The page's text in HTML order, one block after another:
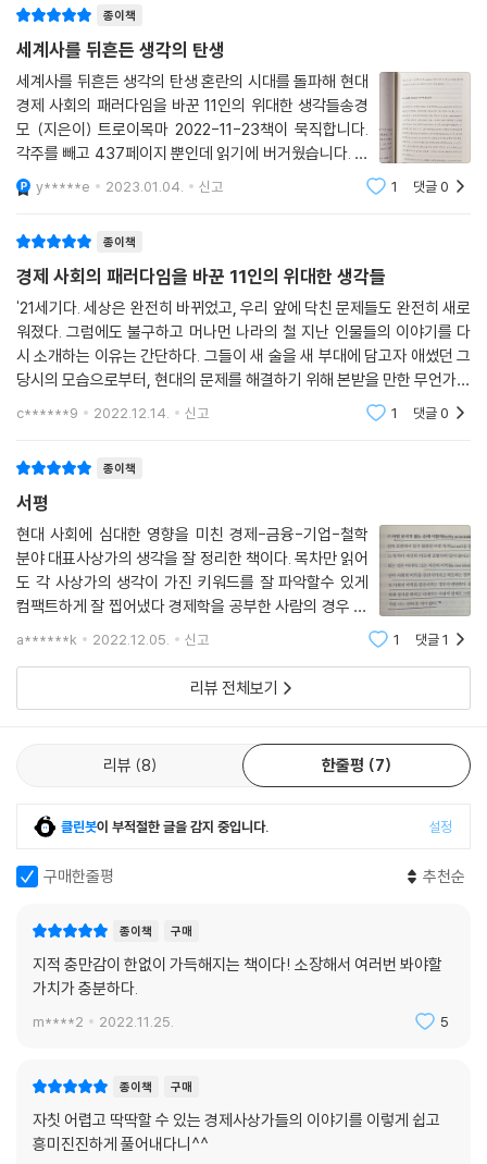
도금시대라고 하면 대개 탐욕스럽고 사악한 기업가들이 떠오른다. 실제로
그런 기업가들이 많이 있었다. 밴더빌트는 도덕군자형 경영자는 결코 아니
었지만, 적어도 자신은 이익을 위해서 경영하는 것이 아니라 고객을 위해
서, 그리고 사업 자체의 지속과 성장을 위해서 경영한다는 인식을 확실히
지니고 있었다. (중략) 그는 이익을 얻기 위해서 온갖 불법 수단을 총동원
하는 업계의 경쟁자들을 경멸했다. 자신은 절대로 불법적인 수단을 통해서
사업을 하지 않는다고 천명했으며 늘 합법적인 경영을 강조했다. 당시 철
가들한테 뿌렸던 뇌물 성격의 무료 철도 승차권 같은 관행을 따르지 않았
다. 업계의 경쟁자들에게는 밴더빌트의 이런 강직성이 비상식적으로 보였
을지 모르지만, 이런 정도 경영 덕분에 당시 기라성 같은 철도 사업가들을
제치고 오늘날까지 미국 사회에서 존경을 받고 있는지도 모르겠다.
---「CHAPTER 5. 개척 _ 신대륙 이주 사업가의 롤모델 ‘코닐리어스 밴더
빌트’(미국)」중에서
어느 시대든 지도자들은 우리가 기대하는 것처럼 뭔가 합리적이고 현명하
하고 오판하는 것이 일반적인 현상이었다는 말이다. 파레토에 따르면, 그
런 오판과 무능은 유형I이든 유형II 엘리트든 상관없이 항상 나타났다. 오작
동의 전형적인 증상은 이렇다. 첫째, 엘리트 집단을 구성하는 사람들의 교
체 속도가 점점 느려진다. 지배계층은 새로운 계층의 인물을 채용하기보다
는 자신의 네트워크 안에서만 사람을 쓰면서 점점 폐쇄와 고착의 정도가
심해진다. 둘째, 리더를 향한 외부의 피드백 채널이 특정 이해관계를 대변
하는 목소리로만 편중된다. 리더 주위를 둘러싼 사람들이 리더에게 전하는
메시지는 현실과 달리 왜곡되기 시작한다. 리더를 향한 다양한 피드백 채
널은 사라진다. 사회가 어떤 곤란한 해결 과제에 직면했을 때, 올바른 지식
을 지닌 전문가의 통찰력 있는 목소리는 차단된다. 이와 동시에 리더의 정
셋째, 사회의 핵심 요직이 무능한 인사들로 채워지기 시작한다. 그 직을 수
행할 충분한 능력과 지식을 갖춘 인물 대신에, 리더와 그를 둘러싼 인사들
의 구미에 맞는 인물들이 온갖 지위를 차지한다. 넷째, 리더는 스스로 특정
이념에 함몰되어 근시안적인 결정을 내리는 데 급급해진다. 변화를 회피하
고 나중에 비난받을 일이 두려워서 제대로 된 결정을 못 내린다.
레도 파레토’(이탈리아)」중에서
《일반이론》을 일관하는 논조는 ‘기대(expectation)’와 ‘불확실성(unce
rtainty)’이다. 어떤 면에서 보면 경제 현상 자체보다 그 이면의 인간 심리
가 얼마나 이루어질 것인가에 대해 현재 예상하는 규모를 뜻한다. 기업가
는 실제 수요가 아니라 예상하는 수요에 기반을 두고 사람을 얼마나 고용
할 것인지, 기계를 얼마나 사들일 것인지, 어느 정도 물량을 생산할 것인지
제시되어 있다. ‘개인(individual)’, ‘번영(industry)’, ‘기업가(entrepre
neur)’, ‘국가(nation)’, ‘개척(pioneer)’, ‘정보(journalism)’, ‘사회(soc
iety)’, ‘기대(expectation)’, ‘변화(innovation)’, ‘금융(venture capi
tal)’, 그리고 ‘창업(silicon valley)’이다. 200년도 더 전에 등장해서 지금
까지 영향력을 미치는 것부터 현대의 경영 환경에 새로운 패러다임을 제공
한 키워드에 이르기까지, 혼란한 시대를 넘어 역사를 진보시킨 사상가와
기업가들에게서 현재의 위기를 돌파할 수 있는 통찰을 얻을 수 있다.
종이책
세계사를 뒤흔든 생각의 탄생
세계사를 뒤흔든 생각의 탄생 혼란의 시대를 돌파해 현대
경제 사회의 패러다임을 바꾼 11인의 위대한 생각들송경
모 (지은이) 트로이목마 2022-11-23책이 묵직합니다.
각주를 빼고 437페이지 뿐인데 읽기에 버거웠습니다. 서
문에 멋진 말이 나옵니다. 사회가 혼란스러운 이유는 사상
이 혼란스럽기 때문이다. 공감이 가는 표현입니다. 가끔
y*****e 2023.01.04. 신고 1 댓글0
종이책
경제 사회의 패러다임을 바꾼 11인의 위대한 생각들
'21세기다. 세상은 완전히 바뀌었고, 우리 앞에 닥친 문제들도 완전히 새로
워졌다. 그럼에도 불구하고 머나먼 나라의 철 지난 인물들의 이야기를 다
시 소개하는 이유는 간단하다. 그들이 새 술을 새 부대에 담고자 애썼던 그
당시의 모습으로부터, 현대의 문제를 해결하기 위해 본받을 만한 무언가를
찾기 위해서다. (p. 435)'피터 드러커 전문가로 알려진 송경모 교수의 ＜
c******9 2022.12.14. 신고 1 댓글0
종이책
서평
현대 사회에 심대한 영향을 미친 경제-금융-기업-철학
분야 대표사상가의 생각을 잘 정리한 책이다. 목차만 읽어
도 각 사상가의 생각이 가진 키워드를 잘 파악할수 있게
컴팩트하게 잘 찝어냈다 경제학을 공부한 사람의 경우 IQ
증진에나 도움되는 수식말고 경제사상가 즉 애덤스미스,
사고체계을 간략히나마 읽어 봄으로써
a******k 2022.12.05. 신고 1 댓글1
리뷰 전체보기
리뷰 8 한줄평 7
클린봇이 부적절한 글을 감지 중입니다. 설정
구매한줄평 추천순
종이책 구매
지적 충만감이 한없이 가득해지는 책이다! 소장해서 여러번 봐야할
가치가 충분하다.
m****2 2022.11.25. 5
종이책 구매
자칫 어렵고 딱딱할 수 있는 경제사상가들의 이야기를 이렇게 쉽고
흥미진진하게 풀어내다니^^